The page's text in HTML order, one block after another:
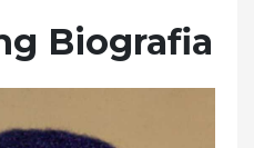
Biografia